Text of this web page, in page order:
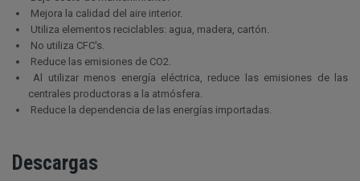
Mejora la calidad del aire interior.
Utiliza elementos reciclables: agua, madera, cartón.
No utiliza CFC's.
Reduce las emisiones de CO2.
Al utilizar menos energía eléctrica, reduce las emisiones de las
centrales productoras a la atmósfera.
Reduce la dependencia de las energías importadas.
Descargas